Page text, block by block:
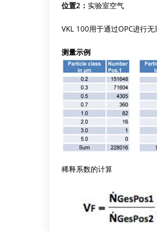
位置2： 实验室空气
VKL 100用于通过OPC进行无
测量示例
稀释系数的计算